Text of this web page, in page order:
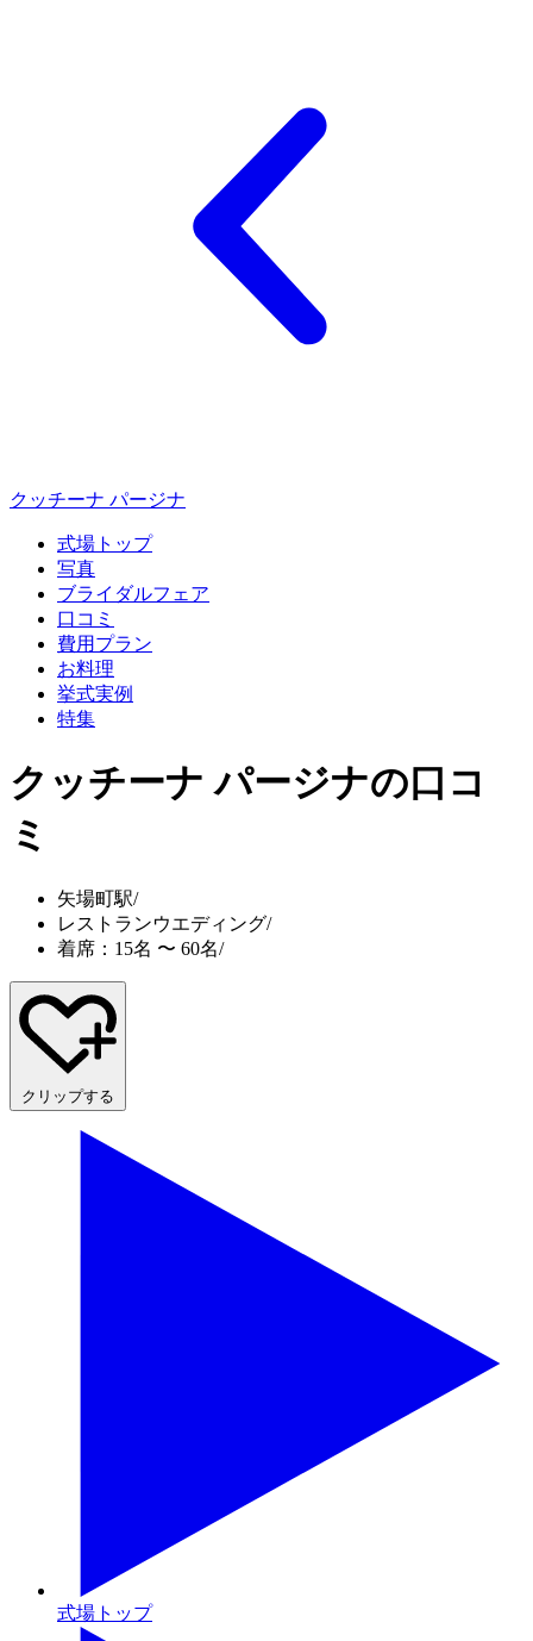
クッチーナ パージナ
式場トップ
写真
ブライダルフェア
口コミ
費用プラン
お料理
挙式実例
特集
クッチーナ パージナの口コ
ミ
矢場町駅/
レストランウエディング/
着席：15名 〜 60名/
クリップする
式場トップ